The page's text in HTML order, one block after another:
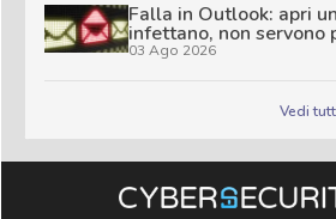
Falla in Outlook: apri
infettano, non servono
03 Ago 2026
Vedi